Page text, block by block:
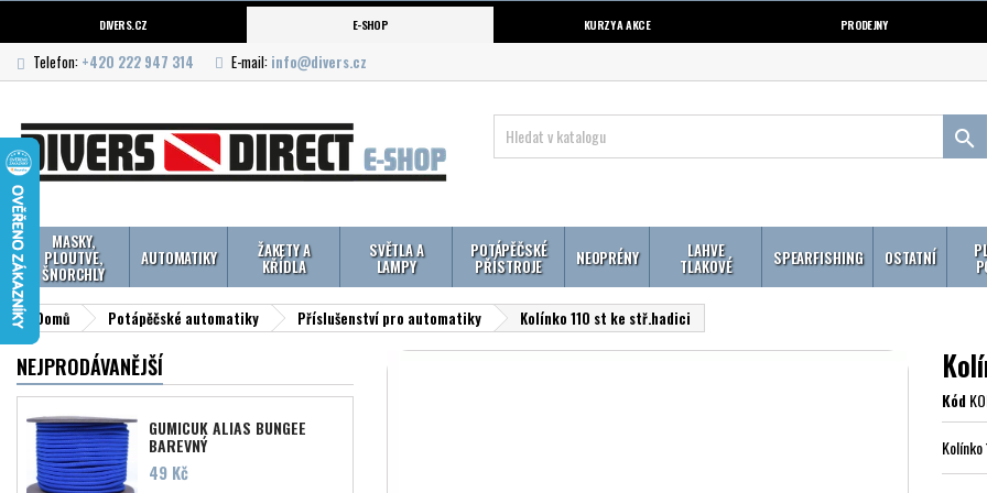
DIVERS.CZ E-SHOP KURZY A AKCE PRODEJNY
Telefon: +420 222 947 314 E-mail: info@divers.cz

MASKY,
PLOUTVE,
ŠNORCHLY
AUTOMATIKY ŽAKETY A
KŘÍDLA
SVĚTLA A
LAMPY
POTÁPĚČSKÉ
PŘÍSTROJE NEOPRÉNY LAHVE
TLAKOVÉ SPEARFISHING OSTATNÍ
Domů Potápěčské automatiky Příslušenství pro automatiky Kolínko 110 st ke stř.hadici
NEJPRODÁVANĚJŠÍ
GUMICUK ALIAS BUNGEE
BAREVNÝ
Cena
49 Kč
Kód